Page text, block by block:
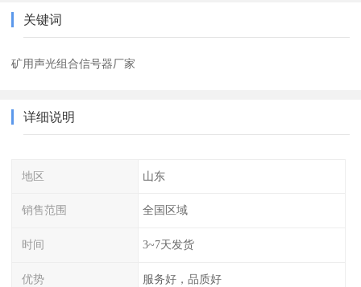
关键词
矿用声光组合信号器厂家
详细说明
地区 山东
销售范围 全国区域
时间 3~7天发货
优势 服务好，品质好